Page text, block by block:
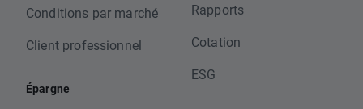
Conditions par marché
Client professionnel
Épargne
Rapports
Cotation
ESG